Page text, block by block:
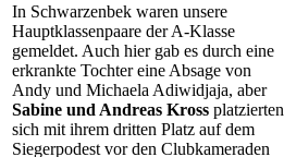
In Schwarzenbek waren unsere
Hauptklassenpaare der A-Klasse
gemeldet. Auch hier gab es durch eine
erkrankte Tochter eine Absage von
Andy und Michaela Adiwidjaja, aber
Sabine und Andreas Kross platzierten
sich mit ihrem dritten Platz auf dem
Siegerpodest vor den Clubkameraden